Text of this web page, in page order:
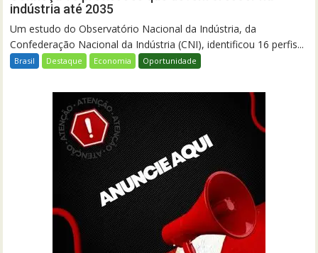
indústria até 2035
Um estudo do Observatório Nacional da Indústria, da
Confederação Nacional da Indústria (CNI), identificou 16 perfis...
Brasil Destaque Economia Oportunidade